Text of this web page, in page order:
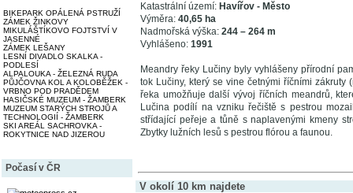
BIKEPARK OPÁLENÁ PSTRUŽÍ
ZÁMEK ŽINKOVY
MIKULÁŠTÍKOVO FOJTSTVÍ V
JASENNÉ
ZÁMEK LEŠANY
LESNÍ DIVADLO SKALKA -
PODLESÍ
ALPALOUKA - ŽELEZNÁ RUDA
PŮJČOVNA KOL A KOLOBĚŽEK -
VRBNO POD PRADĚDEM
HASIČSKÉ MUZEUM - ŽAMBERK
MUZEUM STARÝCH STROJŮ A
TECHNOLOGIÍ - ŽAMBERK
SKI AREÁL SACHROVKA -
ROKYTNICE NAD JIZEROU
Počasí v ČR
Katastrální území: Havířov - Město
Výměra: 40,65 ha
Nadmořská výška: 244 – 264 m
Vyhlášeno: 1991
Meandry řeky Lučiny byly vyhlášeny přírodní
tok Lučiny, který se vine četnými říčními
řeka umožňuje další vývoj říčních meandrů,
Lučina podílí na vzniku řečiště s pestrou
střídající peřeje a tůně s naplavenými kmeny
Zbytky lužních lesů s pestrou flórou a faunou.
V okolí 10 km najdete